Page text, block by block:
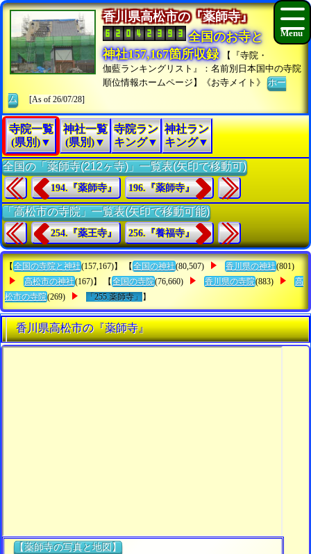
香川県高松市の『薬師寺』
全国のお寺と
神社157,167箇所収録
【『寺院・
伽藍ランキングリスト』：名前別日本国中の寺院
順位情報ホームページ】《お寺メイト》ホー
ム
[As of 26/07/28]
寺院一覧
(県別)▼
神社一覧
(県別)▼
寺院ラン
キング▼
神社ラン
キング▼
全国の「薬師寺(212ヶ寺)」一覧表(矢印で移動可)
194.『薬師寺』 196.『薬師寺』
「高松市の寺院」一覧表(矢印で移動可能)
254.『薬王寺』 256.『養福寺』
【 全国の寺院と神社(157,167)】 【 全国の神社(80,507) 香川県の神社(801)
高松市の神社(167)】 【 全国の寺院(76,660) 香川県の寺院(883)
高
松市の寺院(269) 「255.薬師寺」 】
香川県高松市の『薬師寺』
【薬師寺の写真と地図】